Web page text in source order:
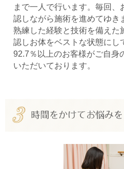
まで一人で行います。毎回、
認しながら施術を進めてゆき
熟練した経験と技術を備えた
認しお体をベストな状態にし
92.7％以上のお客様がご自身
いただいております。